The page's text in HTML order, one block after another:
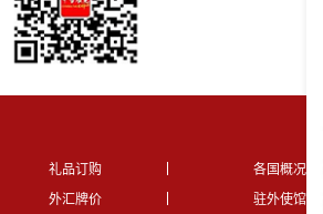
礼品订购
各国概况
外汇牌价 驻外使馆